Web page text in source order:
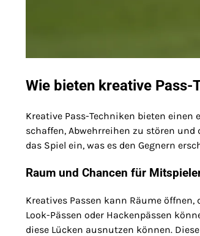
Wie bieten kreative
Kreative Pass-Techniken bieten
schaffen, Abwehrreihen zu stören und
das Spiel ein, was es den Gegnern
Raum und Chancen für
Kreatives Passen kann Räume
Look-Pässen oder Hackenpässen
diese Lücken ausnutzen können.